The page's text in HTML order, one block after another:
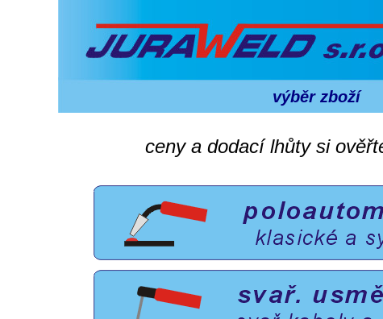
výběr zboží
ceny a dodací lhůty si